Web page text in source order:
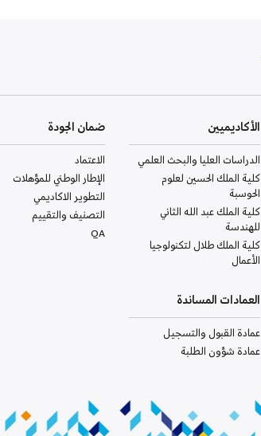
الأكاديميين
الدراسات العليا والبحث العلمي
كلية الملك الحسين لعلوم
الحوسبة
كلية الملك عبد الله الثاني
للهندسة
كلية الملك طلال لتكنولوجيا
الأعمال
ضمان الجودة
الاعتماد
الإطار الوطني للمؤهلات
التطوير الاكاديمي
التصنيف والتقييم
QA
العمادات المساندة
عمادة القبول والتسجيل
عمادة شؤون الطلبة